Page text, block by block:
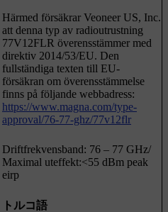
Härmed försäkrar Veoneer US, Inc.
att denna typ av radioutrustning
77V12FLR överensstämmer med
direktiv 2014/53/EU. Den
fullständiga texten till EU-
försäkran om överensstämmelse
finns på följande webbadress:
https://www.magna.com/type-
approval/76-77-ghz/77v12flr
Driftfrekvensband: 76 – 77 GHz/
Maximal uteffekt:<55 dBm peak
eirp
トルコ語